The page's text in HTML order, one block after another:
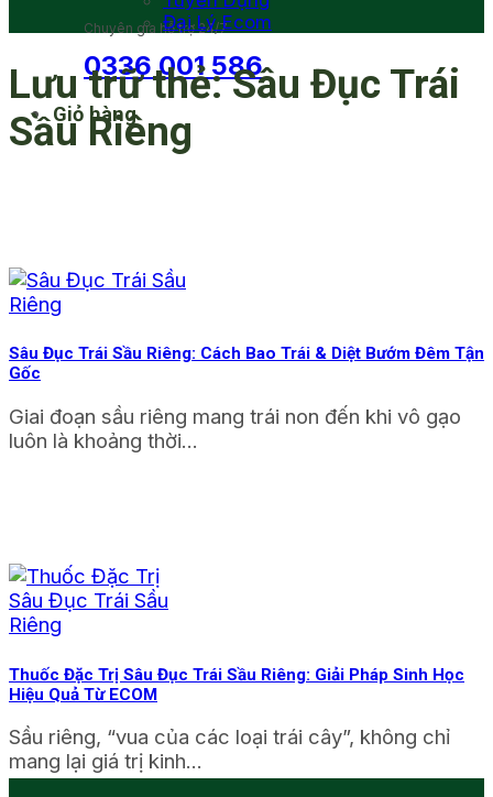
Chuyên gia hỗ trợ 24/7
0336 001 586
Giỏ hàng
Đại Lý Ecom
Lưu trữ thẻ:Sâu Đục Trái
Sầu Riêng
Sâu Đục Trái Sầu Riêng: Cách Bao Trái & Diệt Bướm Đêm Tận
Gốc
Giai đoạn sầu riêng mang trái non đến khi vô gạo
luôn là khoảng thời...
Thuốc Đặc Trị Sâu Đục Trái Sầu Riêng: Giải Pháp Sinh Học
Hiệu Quả Từ ECOM
Sầu riêng, “vua của các loại trái cây”, không chỉ
mang lại giá trị kinh...